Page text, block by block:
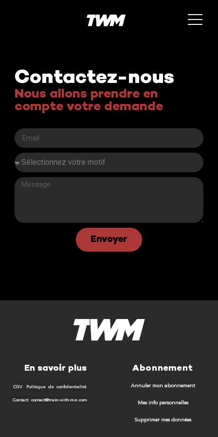
Contactez-nous
Nous allons prendre en
compte votre demande
Envoyer
En savoir plus
CGV Politique de confidentialité
Contact: contact@train-with-me.com
Abonnement
Annuler mon abonnement
Mes info personnelles
Supprimer mes données